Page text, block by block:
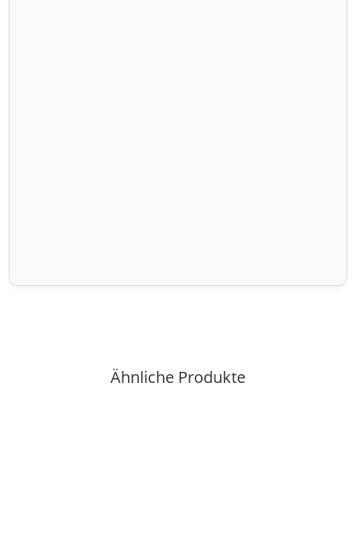
Ähnliche Produkte